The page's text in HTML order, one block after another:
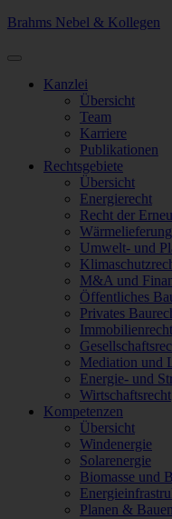
Brahms Nebel & Kollegen
Kanzlei
Übersicht
Team
Karriere
Publikationen
Rechtsgebiete
Übersicht
Energierecht
Recht der
Umwelt- und
M&A und
Öffentliches
Privates
Immobilienrecht
Mediation und
Energie- und
Wirtschaftsrecht
Kompetenzen
Übersicht
Windenergie
Solarenergie
Biomasse und
Planen &